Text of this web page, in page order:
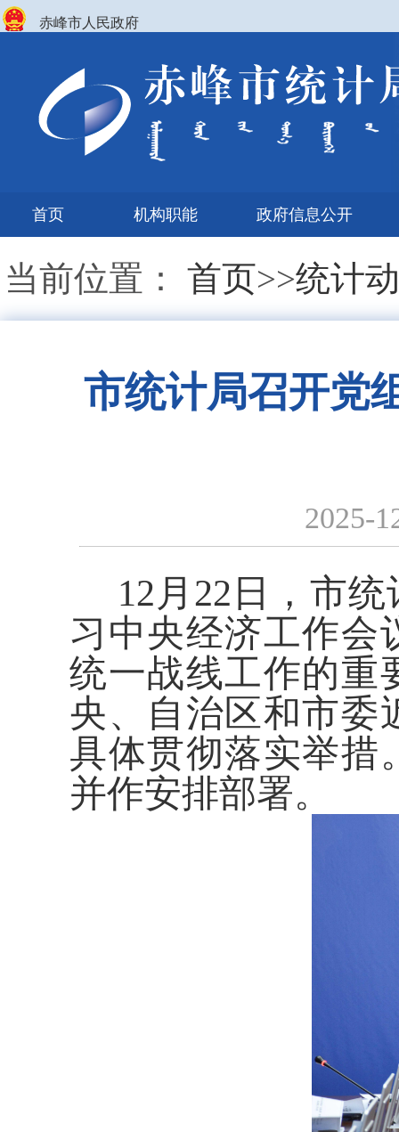
赤峰市人民政府
首页 机构职能 政府信息公开
当前位置： 首页>>统计
市统计局召开党
2025-
12月22日，市统
习中央经济工作会
统一战线工作的重
央、自治区和市委
具体贯彻落实举措
并作安排部署。